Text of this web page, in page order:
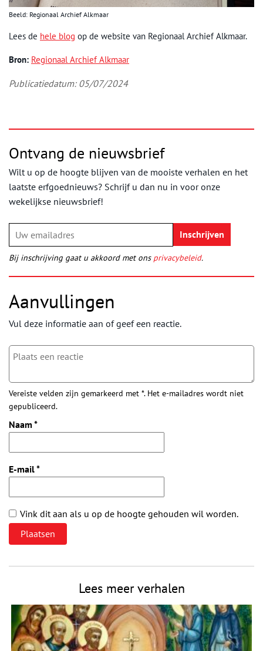
Beeld: Regionaal Archief Alkmaar
Lees de hele blog op de website van Regionaal Archief Alkmaar.
Bron: Regionaal Archief Alkmaar
Publicatiedatum: 05/07/2024
Ontvang de nieuwsbrief
Wilt u op de hoogte blijven van de mooiste verhalen en het
laatste erfgoednieuws? Schrijf u dan nu in voor onze
wekelijkse nieuwsbrief!
Bij inschrijving gaat u akkoord met ons privacybeleid.
Aanvullingen
Vul deze informatie aan of geef een reactie.
Vereiste velden zijn gemarkeerd met *. Het e-mailadres wordt niet
gepubliceerd.
Naam *
E-mail*
Vink dit aan als u op de hoogte gehouden wil worden.
Lees meer verhalen